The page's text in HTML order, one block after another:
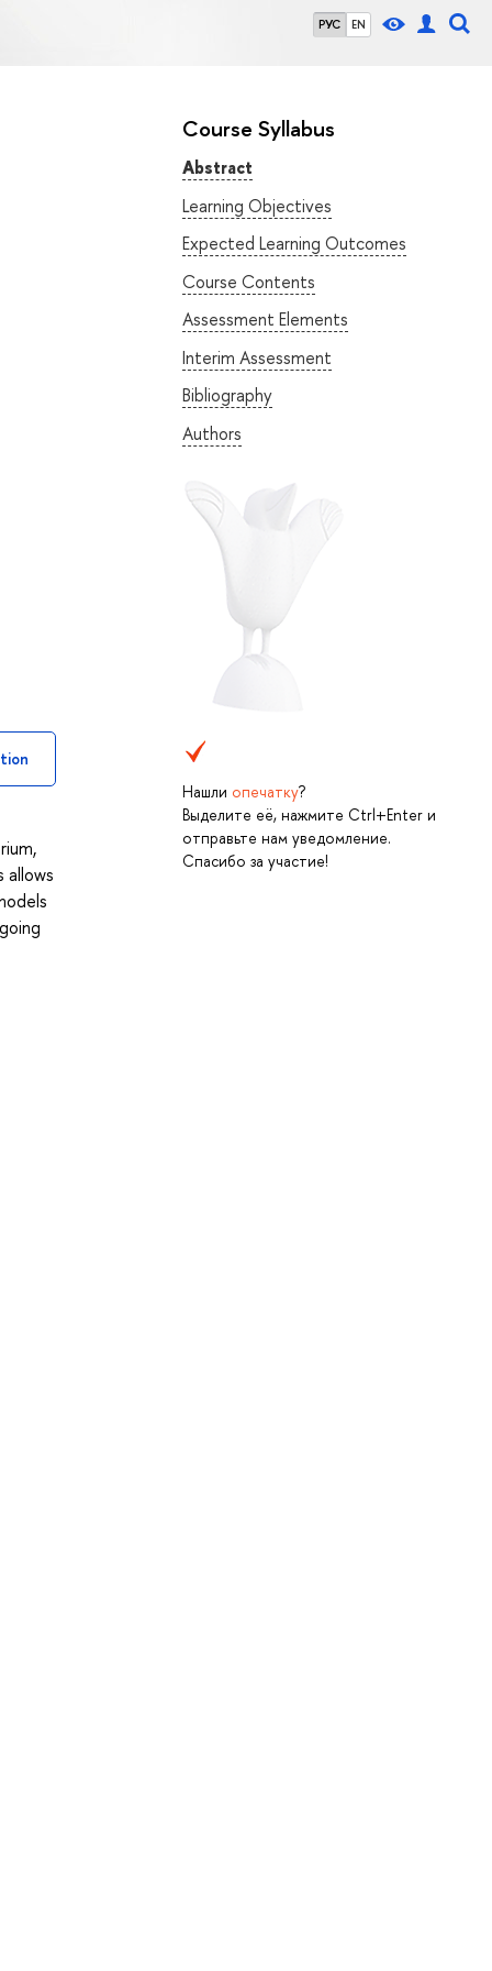
РУС EN
Course Syllabus
Abstract
Learning Objectives
Expected Learning Outcomes
Course Contents
Assessment Elements
Interim Assessment
Bibliography
Authors
Нашли опечатку?
Выделите её, нажмите Ctrl+Enter и
отправьте нам уведомление.
Спасибо за участие!
allows